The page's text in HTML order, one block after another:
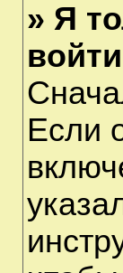
» Я
Если